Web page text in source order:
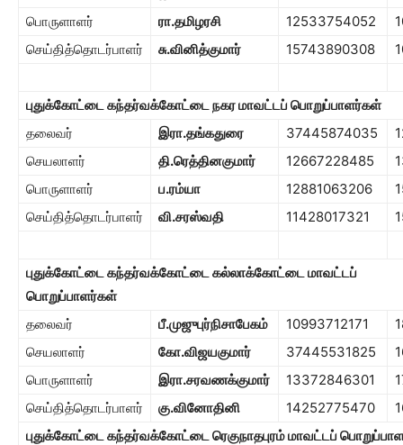
பொருளாளர்
ரா.தமிழரசி 12533754052
செய்தித்தொடர்பாளர்
சு.வினித்குமார் 15743890308
புதுக்கோட்டை கந்தர்வக்கோட்டை நகர மாவட்டப் பொறுப்பாளர்கள்
தலைவர்
இரா.தங்கதுரை 37445874035
செயலாளர்
தி.ரெத்தினகுமார் 12667228485
பொருளாளர்
ப.ரம்யா 12881063206
செய்தித்தொடர்பாளர்
வி.சரஸ்வதி 11428017321
புதுக்கோட்டை கந்தர்வக்கோட்டை கல்லாக்கோட்டை மாவட்டப்
பொறுப்பாளர்கள்
தலைவர்
பீ.முஜுபுர்நிசாபேகம் 10993712171
செயலாளர்
கோ.விஜயகுமார் 37445531825
பொருளாளர்
இரா.சரவணக்குமார் 13372846301
செய்தித்தொடர்பாளர்
கு.வினோதினி 14252775470
புதுக்கோட்டை கந்தர்வக்கோட்டை ரெகுநாதபுரம் மாவட்டப்